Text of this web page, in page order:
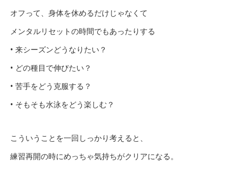
オフって、身体を休めるだけじゃなくて
メンタルリセットの時間でもあったりする
• 来シーズンどうなりたい？
• どの種目で伸びたい？
• 苦手をどう克服する？
• そもそも水泳をどう楽しむ？
こういうことを一回しっかり考えると、
練習再開の時にめっちゃ気持ちがクリアになる。